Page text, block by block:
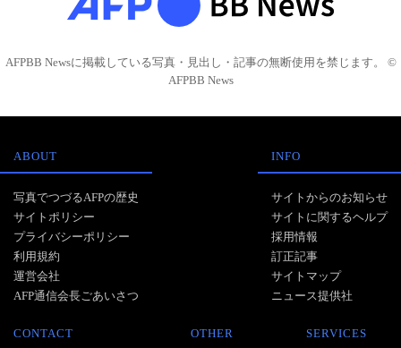
AFPBB Newsに掲載している写真・見出し・記事の無断使用を禁じます。 ©
AFPBB News
ABOUT
写真でつづるAFPの歴史
サイトポリシー
プライバシーポリシー
利用規約
運営会社
AFP通信会長ごあいさつ
INFO
サイトからのお知らせ
サイトに関するヘルプ
採用情報
訂正記事
サイトマップ
ニュース提供社
CONTACT OTHER SERVICES